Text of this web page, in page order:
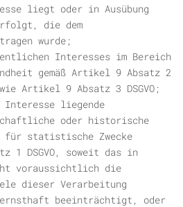
liegt oder in Ausübung
die dem
wurde;
Interesses im Bereich
gemäß Artikel 9 Absatz 2
Artikel 9 Absatz 3 DSGVO;
liegende
oder historische
für statistische Zwecke
1 DSGVO, soweit das in
voraussichtlich die
dieser Verarbeitung
ernsthaft beeinträchtigt, oder